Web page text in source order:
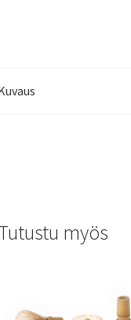
myös